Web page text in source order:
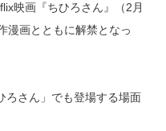
映画『ちひろさん』（2月
漫画とともに解禁となっ
ろさん」でも登場する場面